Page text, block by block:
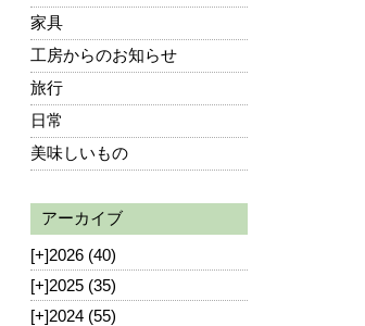
家具
工房からのお知らせ
旅行
日常
美味しいもの
アーカイブ
[+]2026 (40)
[+]2025 (35)
[+]2024 (55)